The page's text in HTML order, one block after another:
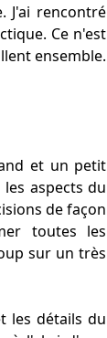
J'ai rencontré
Ce n'est
ensemble.
et un petit
aspects du
de façon
toutes les
sur un très
les détails du